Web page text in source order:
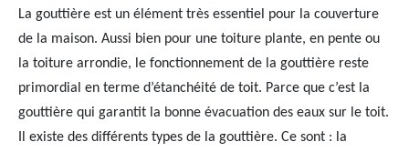
La gouttière est un élément très essentiel pour la couverture
de la maison. Aussi bien pour une toiture plante, en pente ou
la toiture arrondie, le fonctionnement de la gouttière reste
primordial en terme d’étanchéité de toit. Parce que c’est la
gouttière qui garantit la bonne évacuation des eaux sur le toit.
Il existe des différents types de la gouttière. Ce sont : la